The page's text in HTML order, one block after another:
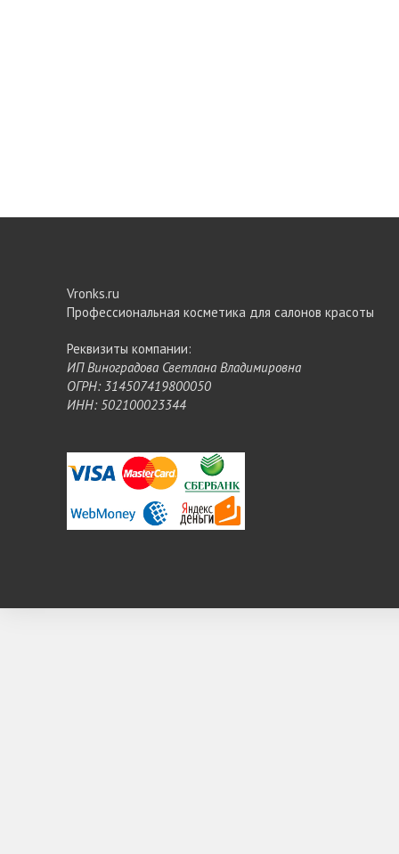
Vronks.ru
Профессиональная косметика для салонов красоты
Реквизиты компании:
ИП Виноградова Светлана Владимировна
ОГРН: 314507419800050
ИНН: 502100023344